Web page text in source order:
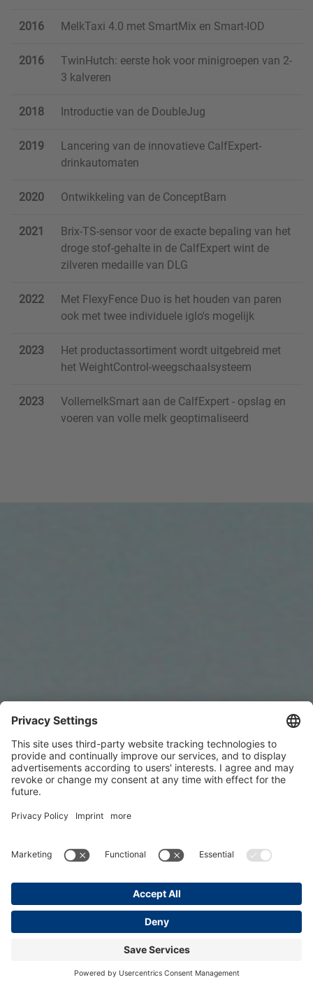
2016 MelkTaxi 4.0 met SmartMix en Smart-IOD
2016
TwinHutch: eerste hok voor minigroepen van 2-
3 kalveren
2018 Introductie van de DoubleJug
2019
Lancering van de innovatieve CalfExpert-
drinkautomaten
2020 Ontwikkeling van de ConceptBarn
2021
Brix-TS-sensor voor de exacte bepaling van het
droge stof-gehalte in de CalfExpert wint de
zilveren medaille van DLG
2022
Met FlexyFence Duo is het houden van paren
ook met twee individuele iglo's mogelijk
2023
Het productassortiment wordt uitgebreid met
het WeightControl-weegschaalsysteem
2023
VollemelkSmart aan de CalfExpert - opslag en
voeren van volle melk geoptimaliseerd